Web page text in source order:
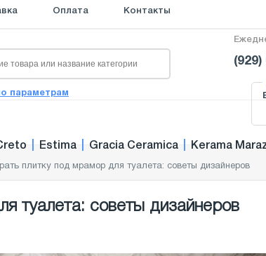
Оплата Контакты
параметрам
Estima Gracia Ceramica Kerama
плитку под мрамор для туалета: советы дизайнеров
туалета: советы дизайнеров